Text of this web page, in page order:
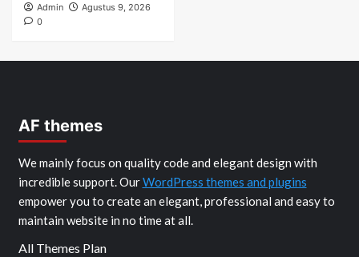
Admin
Agustus 9, 2026
0
AF themes
We mainly focus on quality code and elegant design with
incredible support. OurWordPress themes and plugins
empower you to create an elegant, professional and easy to
maintain website in no time at all.
All Themes Plan